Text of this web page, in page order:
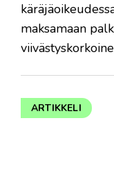
maksamaan
ARTIKKELI